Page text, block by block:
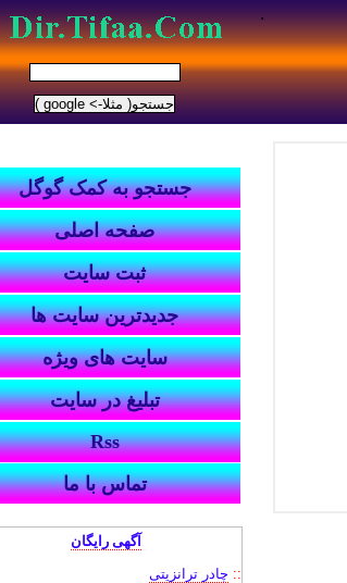
جستجو به کمک گوگل
صفحه اصلی
ثبت سایت
جدیدترین سایت ها
سایت های ویژه
تبلیغ در سایت
Rss
تماس با ما
آگهی رایگان
:: چادر ترانزیتی
.